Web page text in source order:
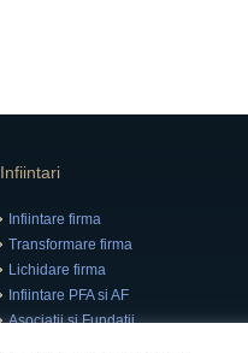
Infiintari
Infiintare firma
Transformare firma
Lichidare firma
Infiintare PFA si AF
Asociatii si Fundatii